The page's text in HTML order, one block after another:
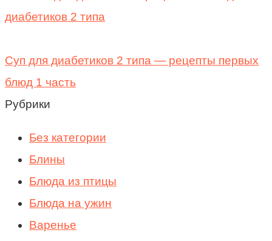
диабетиков 2 типа
Суп для диабетиков 2 типа — рецепты первых
блюд 1 часть
Рубрики
Без категории
Блины
Блюда из птицы
Блюда на ужин
Варенье